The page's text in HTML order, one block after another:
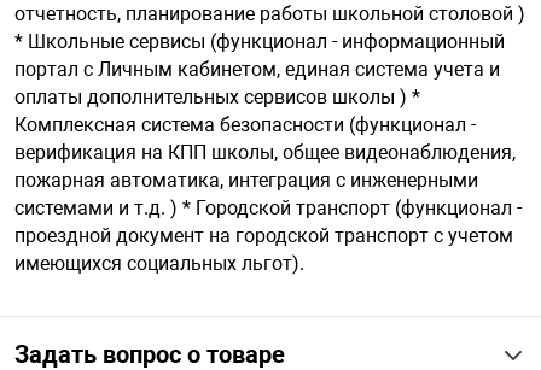
отчетность, планирование работы школьной столовой )
* Школьные сервисы (функционал - информационный
портал с Личным кабинетом, единая система учета и
оплаты дополнительных сервисов школы ) *
Комплексная система безопасности (функционал -
верификация на КПП школы, общее видеонаблюдения,
пожарная автоматика, интеграция с инженерными
системами и т.д. ) * Городской транспорт (функционал -
проездной документ на городской транспорт с учетом
имеющихся социальных льгот).
Задать вопрос о товаре